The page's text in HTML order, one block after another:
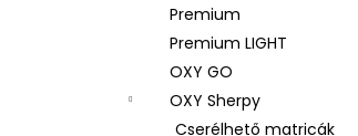
Premium
Premium LIGHT
OXY GO
OXY Sherpy
Cserélhető matricák